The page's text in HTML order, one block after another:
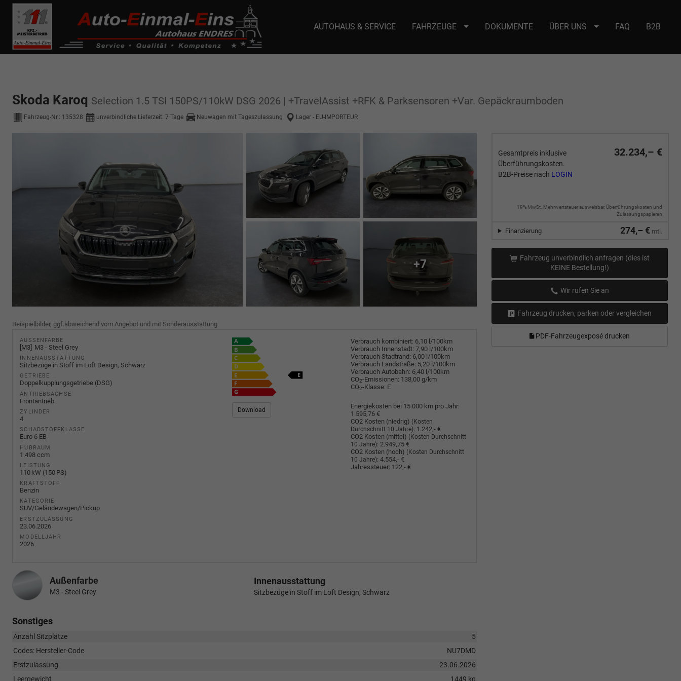
------------ Host Name : selector1._domainkey Points to address or value: selector1-aee-de0k._domainkey.autoeinmaleins.onmicrosoft.com Host Name : selector2._domainkey Points to address or value: selector2-aee-
de0k._domainkey.autoeinmaleins.onmicrosoft.com
AUTOHAUS & SERVICE FAHRZEUGE DOKUMENTE ÜBER UNS FAQ B2B
Skoda Karoq Selection 1.5 TSI 150PS/110kW DSG 2026 | +TravelAssist +RFK & Parksensoren +Var. Gepäckraumboden
Fahrzeug-Nr.: 135328 unverbindliche Lieferzeit: 7 Tage Neuwagen mit Tageszulassung Lager - EU-IMPORTEUR
Gesamtpreis inklusive
Überführungskosten.
B2B-Preise nach LOGIN
32.234,– €
19% MwSt. Mehrwertsteuer ausweisbar, Überführungskosten und
Zulassungspapieren
274,– € mtl.
Finanzierung
Fahrzeug unverbindlich anfragen (dies ist
KEINE Bestellung!)
Wir rufen Sie an
Fahrzeug drucken, parken oder vergleichen
PDF-Fahrzeugexposé drucken
+7
Beispielbilder, ggf.abweichend vom Angebot und mit Sonderausstattung
AUSSENFARBE
M3 M3 - Steel Grey
INNENAUSSTATTUNG
Sitzbezüge in Stoff im Loft Design, Schwarz
GETRIEBE
Doppelkupplungsgetriebe (DSG)
ANTRIEBSACHSE
Frontantrieb
ZYLINDER
4
SCHADSTOFFKLASSE
Euro 6 EB
HUBRAUM
1.498 ccm
LEISTUNG
110 kW (150 PS)
KRAFTSTOFF
Benzin
KATEGORIE
SUV/Geländewagen/Pickup
ERSTZULASSUNG
23.06.2026
MODELLJAHR
2026
Verbrauch kombiniert: 6,10 l/100km
Verbrauch Innenstadt: 7,90 l/100km
Verbrauch Stadtrand: 6,00 l/100km
Verbrauch Landstraße: 5,20 l/100km
Verbrauch Autobahn: 6,40 l/100km
CO2-Emissionen: 138,00 g/km
CO2-Klasse: E
Download
Energiekosten bei 15.000 km pro Jahr:
1.595,76 €
CO2 Kosten (niedrig) (Kosten
Durchschnitt 10 Jahre): 1.242,- €
CO2 Kosten (mittel) (Kosten Durchschnitt
10 Jahre): 2.949,75 €
CO2 Kosten (hoch) (Kosten Durchschnitt
10 Jahre): 4.554,- €
Jahressteuer: 122,- €
Außenfarbe
M3 - Steel Grey
Innenausstattung
Sitzbezüge in Stoff im Loft Design, Schwarz
Sonstiges
Anzahl Sitzplätze
5
Codes: Hersteller-Code
NU7DMD
Erstzulassung
23.06.2026
Leergewicht
1449 kg